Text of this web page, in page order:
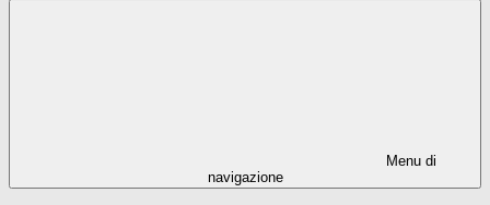
Menu di
navigazione